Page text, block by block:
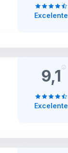
Excelente
9,1
Excelente